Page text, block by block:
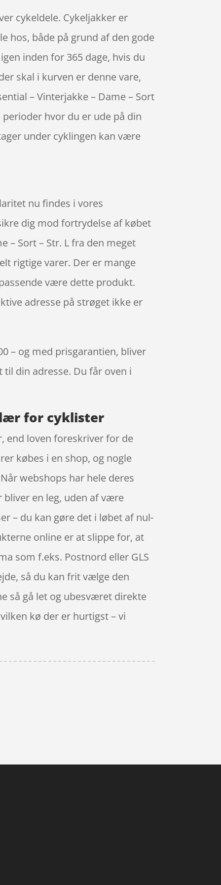
cykeldele. Cykeljakker er
hos, både på grund af den gode
inden for 365 dage, hvis du
skal i kurven er denne vare,
– Vinterjakke – Dame – Sort
hvor du er ude på din
under cyklingen kan være
nu findes i vores
dig mod fortrydelse af købet
– Sort – Str. L fra den meget
rigtige varer. Der er mange
være dette produkt.
adresse på strøget ikke er
– og med prisgarantien, bliver
din adresse. Du får oven i
for cyklister
end loven foreskriver for de
købes i en shop, og nogle
webshops har hele deres
bliver en leg, uden af være
– du kan gøre det i løbet af nul-
online er at slippe for, at
som f.eks. Postnord eller GLS
så du kan frit vælge den
så gå let og ubesværet direkte
kø der er hurtigst – vi